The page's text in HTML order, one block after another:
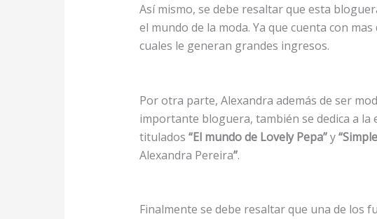
Así mismo, se debe resaltar que esta
el mundo de la moda. Ya que cuenta con
cuales le generan grandes ingresos.
Por otra parte, Alexandra además de ser
importante bloguera, también se dedica a la
titulados “El mundo de Lovely Pepa”y
Alexandra Pereira”.
Finalmente se debe resaltar que una de los